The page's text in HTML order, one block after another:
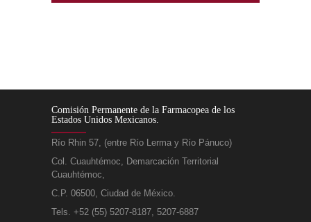
Comisión Permanente de la Farmacopea de los
Estados Unidos Mexicanos.
Río Rhin 57, (entre Río Lerma y Río Pánuco)
Col. Cuauhtémoc, Demarcación Territorial
Cuauhtémoc,
C.P. 06500, Ciudad de México.
Tels. +52 (55) 5207-8187, 5207-6887